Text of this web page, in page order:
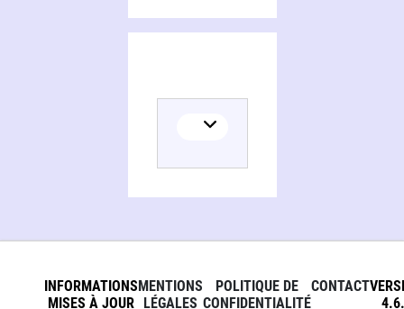
INFORMATIONS
MISES À JOUR
MENTIONS
LÉGALES
POLITIQUE DE
CONFIDENTIALITÉ
CONTACT